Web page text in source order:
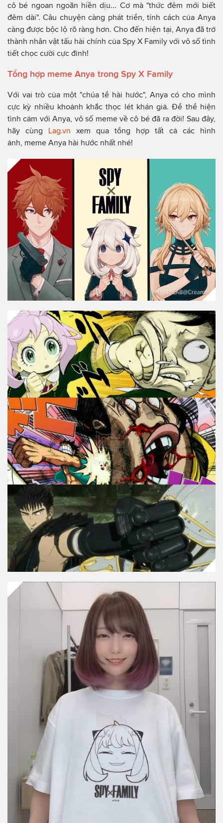
cô bé ngoan ngoãn hiền dịu... Cơ mà "thức đêm mới biết
đêm dài". Câu chuyện càng phát triển, tính cách của Anya
càng được bộc lộ rõ ràng hơn. Cho đến hiện tại, Anya đã trở
thành nhân vật tấu hài chính của Spy X Family với vô số tình
tiết chọc cười cực đỉnh!
Tổng hợp meme Anya trong Spy X Family
Với vai trò của một "chúa tể hài hước", Anya có cho mình
cực kỳ nhiều khoảnh khắc thọc lét khán giả. Để thể hiện
tình cảm với Anya, vô số meme về cô bé đã ra đời! Sau đây,
hãy cùng Lag.vn xem qua tổng hợp tất cả các hình
ảnh, meme Anya hài hước nhất nhé!